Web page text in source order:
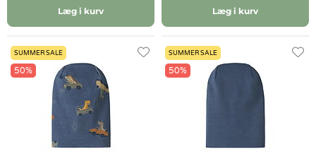
Læg i kurv Læg i kurv
SUMMER SALE
50%
SUMMER SALE
50%